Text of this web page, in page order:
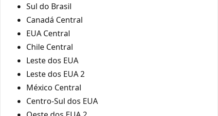
Sul do Brasil
Canadá Central
EUA Central
Chile Central
Leste dos EUA
Leste dos EUA 2
México Central
Centro-Sul dos EUA